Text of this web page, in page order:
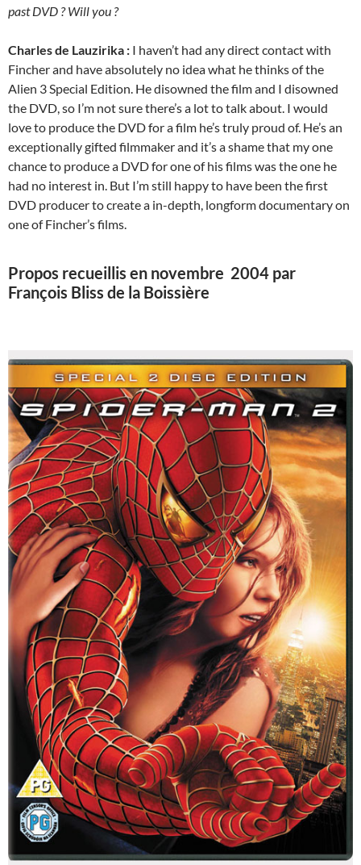
past DVD ? Will you ?
Charles de Lauzirika : I haven’t had any direct contact with
Fincher and have absolutely no idea what he thinks of the
Alien 3 Special Edition. He disowned the film and I disowned
the DVD, so I’m not sure there’s a lot to talk about. I would
love to produce the DVD for a film he’s truly proud of. He’s an
exceptionally gifted filmmaker and it’s a shame that my one
chance to produce a DVD for one of his films was the one he
had no interest in. But I’m still happy to have been the first
DVD producer to create a in-depth, longform documentary on
one of Fincher’s films.
Propos recueillis en novembre 2004 par
François Bliss de la Boissière